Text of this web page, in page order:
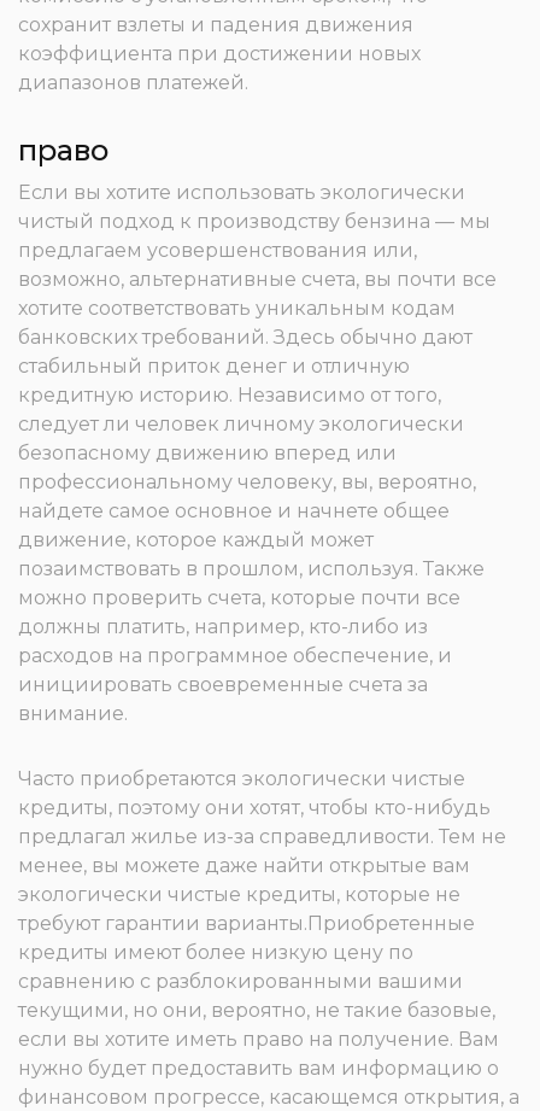
сохранит взлеты и падения движения
коэффициента при достижении новых
диапазонов платежей.
право
Если вы хотите использовать экологически
чистый подход к производству бензина — мы
предлагаем усовершенствования или,
возможно, альтернативные счета, вы почти все
хотите соответствовать уникальным кодам
банковских требований. Здесь обычно дают
стабильный приток денег и отличную
кредитную историю. Независимо от того,
следует ли человек личному экологически
безопасному движению вперед или
профессиональному человеку, вы, вероятно,
найдете самое основное и начнете общее
движение, которое каждый может
позаимствовать в прошлом, используя. Также
можно проверить счета, которые почти все
должны платить, например, кто-либо из
расходов на программное обеспечение, и
инициировать своевременные счета за
внимание.
Часто приобретаются экологически чистые
кредиты, поэтому они хотят, чтобы кто-нибудь
предлагал жилье из-за справедливости. Тем не
менее, вы можете даже найти открытые вам
экологически чистые кредиты, которые не
требуют гарантии варианты.Приобретенные
кредиты имеют более низкую цену по
сравнению с разблокированными вашими
текущими, но они, вероятно, не такие базовые,
если вы хотите иметь право на получение. Вам
нужно будет предоставить вам информацию о
финансовом прогрессе, касающемся открытия, а